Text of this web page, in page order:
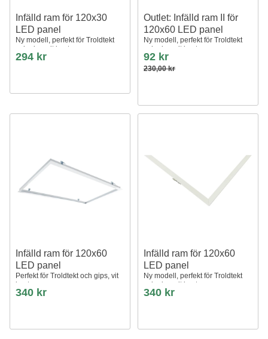
Infälld ram för 120x30
LED panel
Ny modell, perfekt för Troldtekt
och gips, vit kant
294 kr
Outlet: Infälld ram II för
120x60 LED panel
Ny modell, perfekt för Troldtekt
och gips, vit kant
92 kr
230,00 kr
Infälld ram för 120x60
LED panel
Perfekt för Troldtekt och gips, vit
kant
340 kr
Infälld ram för 120x60
LED panel
Ny modell, perfekt för Troldtekt
och gips, vit kant
340 kr